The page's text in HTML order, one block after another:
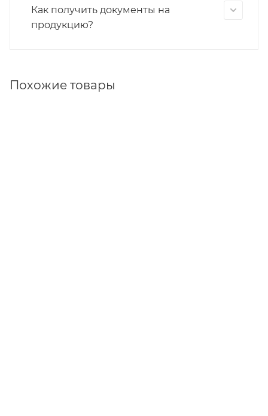
Как получить документы на
продукцию?
Похожие товары